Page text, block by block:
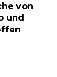
von
und